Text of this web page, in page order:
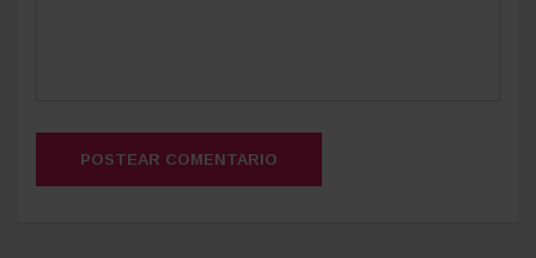
POSTEAR COMENTARIO